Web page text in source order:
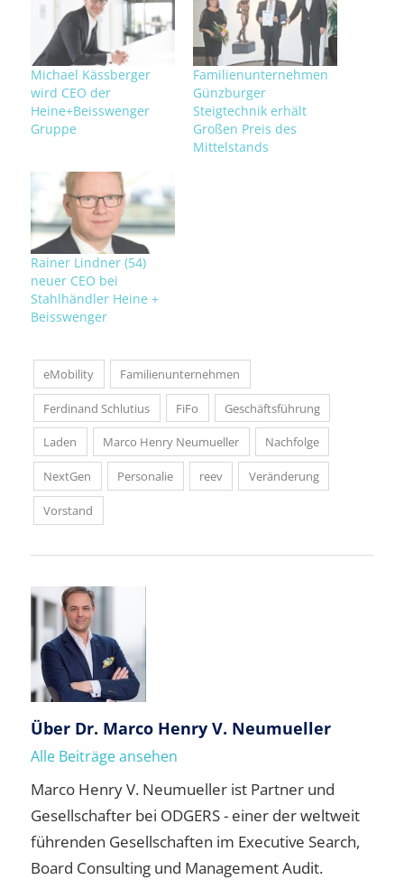
Michael Kässberger
wird CEO der
Heine+Beisswenger
Gruppe
Familienunternehmen
Günzburger
Steigtechnik erhält
Großen Preis des
Mittelstands
Rainer Lindner (54)
neuer CEO bei
Stahlhändler Heine +
Beisswenger
eMobility Familienunternehmen
Ferdinand Schlutius FiFo Geschäftsführung
Laden Marco Henry Neumueller Nachfolge
NextGen Personalie reev Veränderung
Vorstand
Über Dr. Marco Henry V. Neumueller
Alle Beiträge ansehen
Marco Henry V. Neumueller ist Partner und
Gesellschafter bei ODGERS - einer der weltweit
führenden Gesellschaften im Executive Search,
Board Consulting und Management Audit.